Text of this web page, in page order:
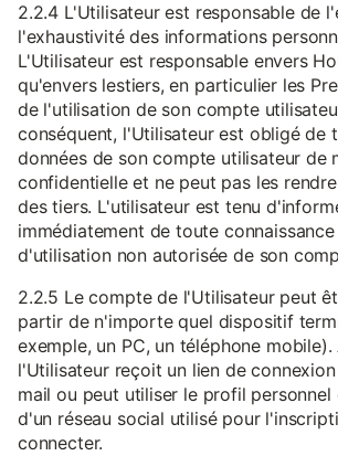
2.2.4 L'Utilisateur est responsable de
l'exhaustivité des informations
L'Utilisateur est responsable envers
qu'envers lestiers, en particulier les
de l'utilisation de son compte
conséquent, l'Utilisateur est obligé de
données de son compte utilisateur de
confidentielle et ne peut pas les
des tiers. L'utilisateur est tenu
immédiatement de toute
d'utilisation non autorisée de son
2.2.5 Le compte de l'Utilisateur peut
partir de n'importe quel dispositif
exemple, un PC, un téléphone
l'Utilisateur reçoit un lien de
mail ou peut utiliser le profil personnel
d'un réseau social utilisé pour
connecter.